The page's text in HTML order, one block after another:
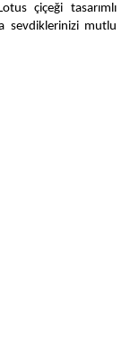
çiçeği tasarımlı
sevdiklerinizi mutlu